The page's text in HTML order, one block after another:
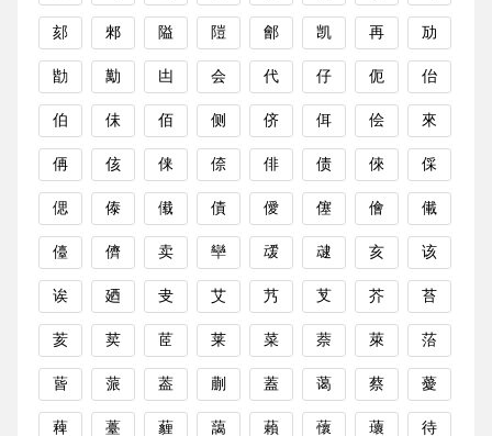
郂 郲 隘 隑 鄶 凯 再 劢
勓 勱 凷 会 代 仔 伌 佁
伯 佅 佰 侧 侪 佴 侩 來
侢 侅 俫 倷 俳 债 倈 倸
偲 傣 傤 債 僾 僿 儈 儎
儓 儕 卖 卛 叆 叇 亥 该
诶 廼 叏 艾 艿 芆 芥 苔
荄 荬 茝 莱 菜 萘 萊 菭
蒈 蒎 葢 蒯 蓋 蔼 蔡 薆
薭 薹 薶 藹 藾 蘹 蘾 待